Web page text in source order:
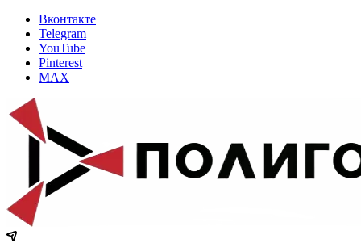
Вконтакте
Telegram
YouTube
Pinterest
MAX